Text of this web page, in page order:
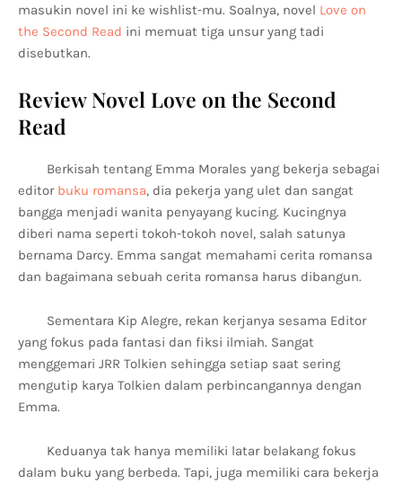
masukin novel ini ke wishlist-mu. Soalnya, novel Love on
the Second Read ini memuat tiga unsur yang tadi
disebutkan.
Review Novel Love on the Second
Read
Berkisah tentang Emma Morales yang bekerja sebagai
editor buku romansa, dia pekerja yang ulet dan sangat
bangga menjadi wanita penyayang kucing. Kucingnya
diberi nama seperti tokoh-tokoh novel, salah satunya
bernama Darcy. Emma sangat memahami cerita romansa
dan bagaimana sebuah cerita romansa harus dibangun.
Sementara Kip Alegre, rekan kerjanya sesama Editor
yang fokus pada fantasi dan fiksi ilmiah. Sangat
menggemari JRR Tolkien sehingga setiap saat sering
mengutip karya Tolkien dalam perbincangannya dengan
Emma.
Keduanya tak hanya memiliki latar belakang fokus
dalam buku yang berbeda. Tapi, juga memiliki cara bekerja